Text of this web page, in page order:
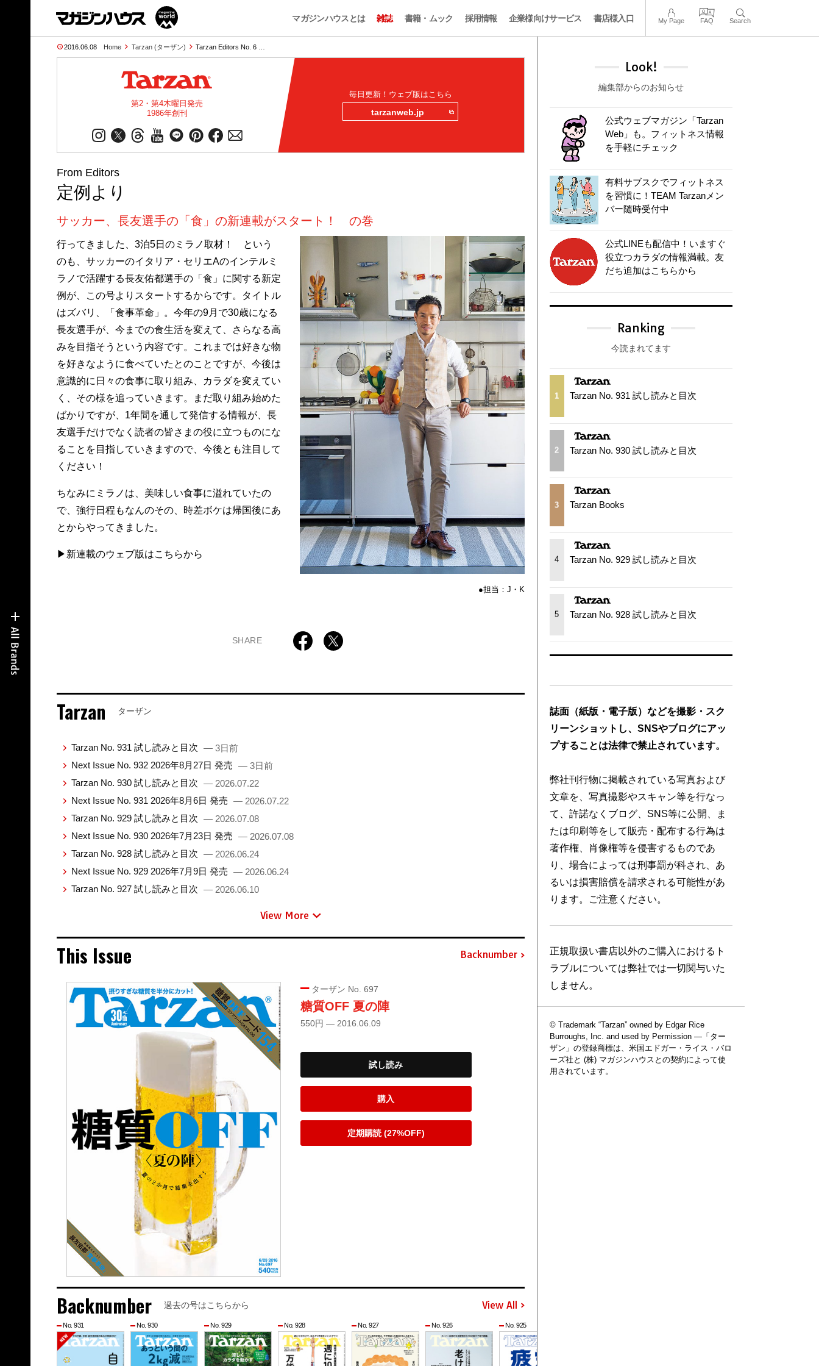
マガジンハウスとは 雑誌 書籍・ムック 採用情報 企業様向けサービス 書店様入口 My Page FAQ Search
2016.06.08 Home Tarzan (ターザン) Tarzan Editors No. 6 …
第2・第4木曜日発売
1986年創刊
毎日更新！ウェブ版はこちら
tarzanweb.jp
From Editors
定例より
サッカー、長友選手の「食」の新連載がスタート！ の巻
行ってきました、3泊5日のミラノ取材！ という
のも、サッカーのイタリア・セリエAのインテルミ
ラノで活躍する長友佑都選手の「食」に関する新定
例が、この号よりスタートするからです。タイトル
はズバリ、「食事革命」。今年の9月で30歳になる
長友選手が、今までの食生活を変えて、さらなる高
みを目指そうという内容です。これまでは好きな物
を好きなように食べていたとのことですが、今後は
意識的に日々の食事に取り組み、カラダを変えてい
く、その様を追っていきます。まだ取り組み始めた
ばかりですが、1年間を通して発信する情報が、長
友選手だけでなく読者の皆さまの役に立つものにな
ることを目指していきますので、今後とも注目して
ください！
ちなみにミラノは、美味しい食事に溢れていたの
で、強行日程もなんのその、時差ボケは帰国後にあ
とからやってきました。
▶新連載のウェブ版はこちらから
●担当：J・K
SHARE
Tarzan ターザン
Tarzan No. 931 試し読みと目次 — 3日前
Next Issue No. 932 2026年8月27日 発売 — 3日前
Tarzan No. 930 試し読みと目次 — 2026.07.22
Next Issue No. 931 2026年8月6日 発売 — 2026.07.22
Tarzan No. 929 試し読みと目次 — 2026.07.08
Next Issue No. 930 2026年7月23日 発売 — 2026.07.08
Tarzan No. 928 試し読みと目次 — 2026.06.24
Next Issue No. 929 2026年7月9日 発売 — 2026.06.24
Tarzan No. 927 試し読みと目次 — 2026.06.10
View More
This Issue Backnumber
ターザン No. 697
糖質OFF 夏の陣
550円 — 2016.06.09
試し読み
購入
定期購読 (27%OFF)
Backnumber 過去の号はこちらから View All
No. 931 No. 930 No. 929 No. 928 No. 927 No. 926 No. 925
Look!
編集部からのお知らせ
公式ウェブマガジン「Tarzan
Web」も。フィットネス情報
を手軽にチェック
有料サブスクでフィットネス
を習慣に！TEAM Tarzanメン
バー随時受付中
公式LINEも配信中！いますぐ
役立つカラダの情報満載。友
だち追加はこちらから
Ranking
今読まれてます
1 Tarzan No. 931 試し読みと目次
2 Tarzan No. 930 試し読みと目次
3 Tarzan Books
4 Tarzan No. 929 試し読みと目次
5 Tarzan No. 928 試し読みと目次
誌面（紙版・電子版）などを撮影・スク
リーンショットし、SNSやブログにアッ
プすることは法律で禁止されています。
弊社刊行物に掲載されている写真および
文章を、写真撮影やスキャン等を行なっ
て、許諾なくブログ、SNS等に公開、ま
たは印刷等をして販売・配布する行為は
著作権、肖像権等を侵害するものであ
り、場合によっては刑事罰が科され、あ
るいは損害賠償を請求される可能性があ
ります。ご注意ください。
正規取扱い書店以外のご購入におけるト
ラブルについては弊社では一切関与いた
しません。
© Trademark “Tarzan” owned by Edgar Rice
Burroughs, Inc. and used by Permission —「ター
ザン」の登録商標は、米国エドガー・ライス・バロ
ーズ社と (株) マガジンハウスとの契約によって使
用されています。